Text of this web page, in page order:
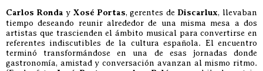
Carlos Ronda y Xosé Portas, gerentes de Discarlux, llevaban
tiempo deseando reunir alrededor de una misma mesa a dos
artistas que trascienden el ámbito musical para convertirse en
referentes indiscutibles de la cultura española. El encuentro
terminó transformándose en una de esas jornadas donde
gastronomía, amistad y conversación avanzan al mismo ritmo.